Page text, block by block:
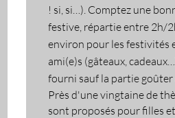
! si, si…). Comptez une
festive, répartie entre 2h/
environ pour les festivités
ami(e)s (gâteaux,
fourni sauf la partie
Près d'une vingtaine de
sont proposés pour filles